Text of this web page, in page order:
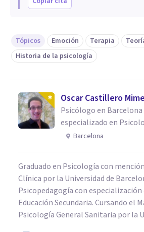
Tópicos Emoción Terapia
Historia de la psicología
Oscar Castillero
Psicólogo en
especializado en
Barcelona
Graduado en Psicología con
Clínica por la Universidad de
Psicopedagogía con
Educación Secundaria. Cursando el
Psicología General Sanitaria por la